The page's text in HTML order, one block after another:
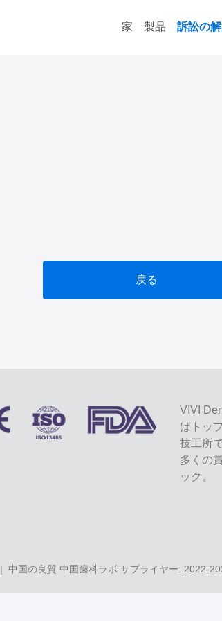
家 製品 訴訟の
戻る
VIVI
はトッ
技工所
多くの
ック。
| 中国の良質 中国歯科ラボ サプライヤー. 2022-